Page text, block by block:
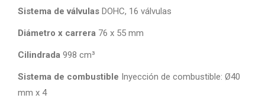
Sistema de válvulas DOHC, 16 válvulas
Diámetro x carrera 76 x 55 mm
Cilindrada 998 cm³
Sistema de combustible Inyección de combustible: Ø40
mm x 4